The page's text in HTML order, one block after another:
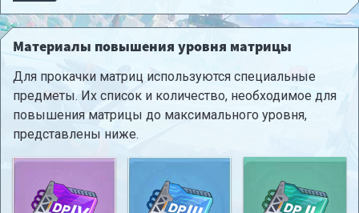
Материалы повышения уровня матрицы
Для прокачки матриц используются специальные
предметы. Их список и количество, необходимое для
повышения матрицы до максимального уровня,
представлены ниже.